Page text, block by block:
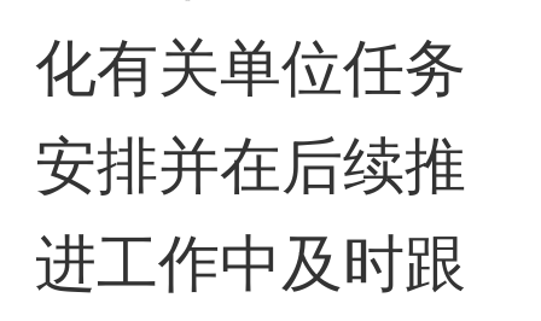
化有关单位任务
安排并在后续推
进工作中及时跟